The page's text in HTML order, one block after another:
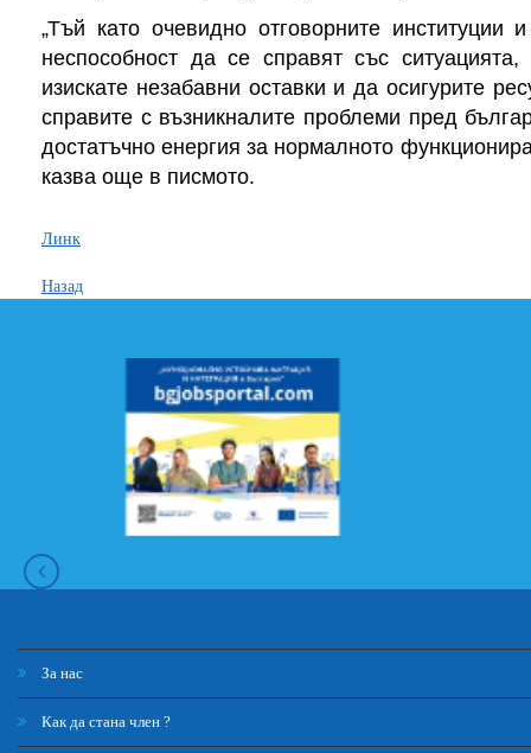
„Тъй като очевидно отговорните институции
неспособност да се справят със
изискате незабавни оставки и да осигурите
справите с възникналите проблеми пред
достатъчно енергия за нормалното
казва още в писмото.
Линк
Назад
За нас
Как да стана член ?